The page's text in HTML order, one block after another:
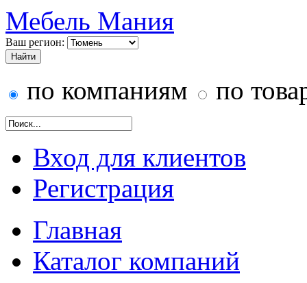
Мебель Мания
Ваш регион:
по компаниям по
Вход для клиентов
Регистрация
Главная
Каталог компаний